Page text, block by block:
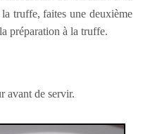
truffe, faites une deuxième
préparation à la truffe.
avant de servir.